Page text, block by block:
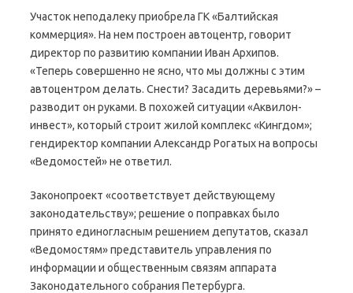
Участок неподалеку приобрела ГК «Балтийская
коммерция». На нем построен автоцентр, говорит
директор по развитию компании Иван Архипов.
«Теперь совершенно не ясно, что мы должны с этим
автоцентром делать. Снести? Засадить деревьями?» –
разводит он руками. В похожей ситуации «Аквилон-
инвест», который строит жилой комплекс «Кингдом»;
гендиректор компании Александр Рогатых на вопросы
«Ведомостей» не ответил.
Законопроект «соответствует действующему
законодательству»; решение о поправках было
принято единогласным решением депутатов, сказал
«Ведомостям» представитель управления по
информации и общественным связям аппарата
Законодательного собрания Петербурга.